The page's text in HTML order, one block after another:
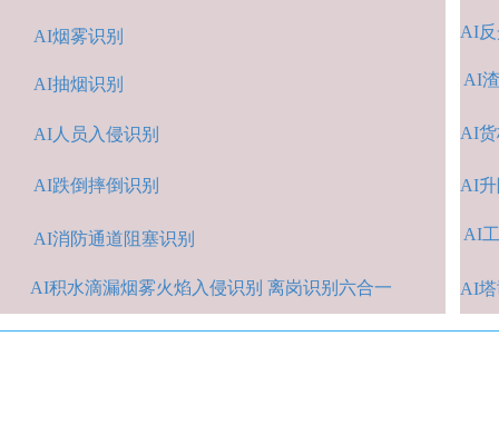
AI人 员入侵识别
AI消防通道阻塞识别
AI抽烟识别
AI跌倒摔倒识别
AI积水滴漏烟雾火焰入侵识别 离岗识别六合一
AI烟雾识别
AI
AI
AI
AI货
AI反
AI